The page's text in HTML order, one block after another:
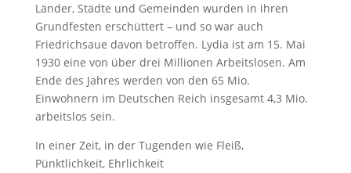
Länder, Städte und Gemeinden wurden in ihren
Grundfesten erschüttert – und so war auch
Friedrichsaue davon betroffen. Lydia ist am 15. Mai
1930 eine von über drei Millionen Arbeitslosen. Am
Ende des Jahres werden von den 65 Mio.
Einwohnern im Deutschen Reich insgesamt 4,3 Mio.
arbeitslos sein.
In einer Zeit, in der Tugenden wie Fleiß,
Pünktlichkeit, Ehrlichkeit